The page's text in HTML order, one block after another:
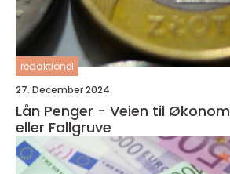
redaktionel
27. December 2024
Lån Penger - Veien til
eller Fallgruve